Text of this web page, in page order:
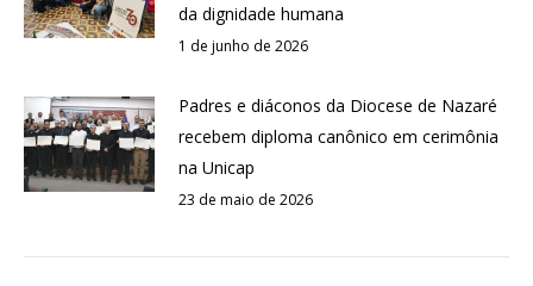
da dignidade humana
1 de junho de 2026
Padres e diáconos da Diocese de Nazaré
recebem diploma canônico em cerimônia
na Unicap
23 de maio de 2026